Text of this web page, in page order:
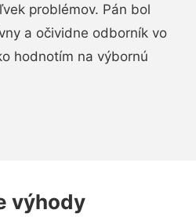
problémov. Pán bol
a očividne odborník vo
hodnotím na výbornú
výhody